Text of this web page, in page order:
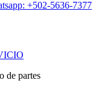
+502-5636-7377
de partes